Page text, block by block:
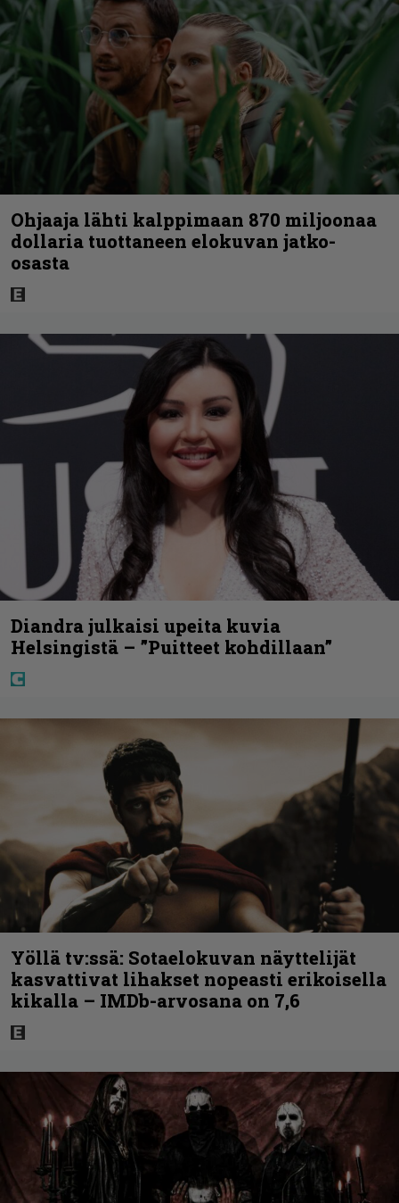
Ohjaaja lähti kalppimaan 870 miljoonaa
dollaria tuottaneen elokuvan jatko-
osasta
Diandra julkaisi upeita kuvia
Helsingistä – ”Puitteet kohdillaan”
Yöllä tv:ssä: Sotaelokuvan näyttelijät
kasvattivat lihakset nopeasti erikoisella
kikalla – IMDb-arvosana on 7,6